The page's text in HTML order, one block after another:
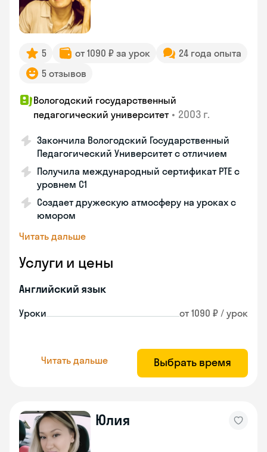
5 от 1090 ₽ за урок
24 года опыта
5 отзывов
Вологодский государственный
педагогический университет • 2003 г.
Закончила Вологодский Государственный
Педагогический Университет с отличием
Получила международный сертификат PTE с
уровнем C1
Создает дружескую атмосферу на уроках с
юмором
Читать дальше
Услуги и цены
Английский язык
Уроки от 1090 ₽ / урок
Читать дальше Выбрать время
Юлия